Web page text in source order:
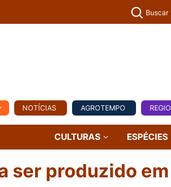
COMERCIAL AGROVIAGENS
Buscar
NOTÍCIAS AGROTEMPO
CULTURAS ESPÉCIES
ser produzido em